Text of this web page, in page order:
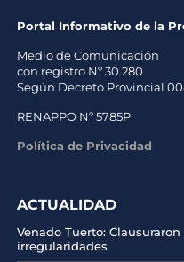
Portal Informativo de la
Medio de Comunicación
con registro Nº 30.280
Según Decreto Provincial
RENAPPO Nº 5785P
Política de Privacidad
ACTUALIDAD
Venado Tuerto:
irregularidades